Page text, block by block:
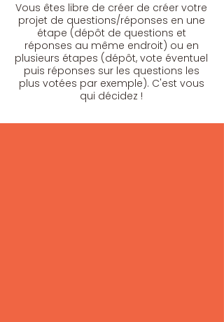
Vous êtes libre de créer de créer votre
projet de questions/réponses en une
étape (dépôt de questions et
réponses au même endroit) ou en
plusieurs étapes (dépôt, vote éventuel
puis réponses sur les questions les
plus votées par exemple). C'est vous
qui décidez !